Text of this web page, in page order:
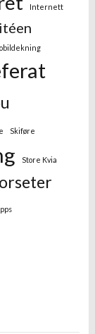
Internett
Skiføre
Store Kvia